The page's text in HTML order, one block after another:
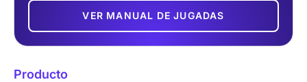
VER MANUAL DE JUGADAS
Producto